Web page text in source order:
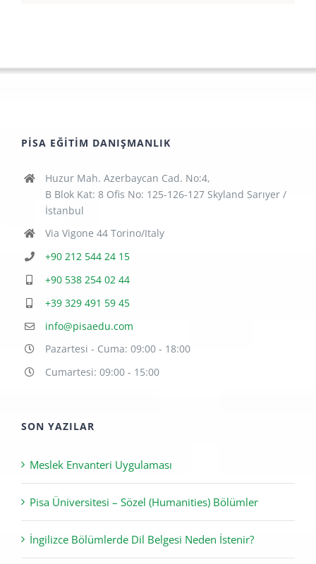
PISA EĞITIM DANIŞMANLIK
Huzur Mah. Azerbaycan Cad. No:4,
B Blok Kat: 8 Ofis No: 125-126-127 Skyland Sarıyer /
İstanbul
Via Vigone 44 Torino/Italy
info@pisaedu.com
Meslek Envanteri Uygulaması
Pisa Üniversitesi – Sözel (Humanities) Bölümler
İngilizce Bölümlerde Dil Belgesi Neden İstenir?